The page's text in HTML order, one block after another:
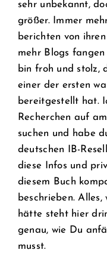
sehr unbekannt,
größer. Immer
berichten von
mehr Blogs
bin froh und stolz,
einer der ersten
bereitgestellt hat.
Recherchen auf
suchen und habe
deutschen IB-
diese Infos und
diesem Buch
beschrieben.
hätte steht hier
genau, wie Du
musst.